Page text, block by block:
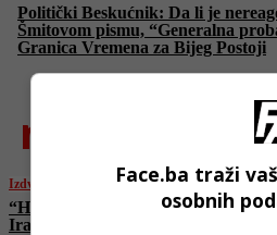
Politički Beskućnik: Da li je
Šmitovom pismu, “Generalna
Granica Vremena za Bijeg Postoji
najnovije
Izdvojeno
“Hamas” zaprijetio Americi nakon
Iran: “Obećavamo…”
Face.ba traži
osobnih